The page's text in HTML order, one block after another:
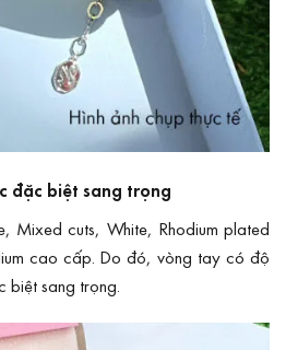
đặc biệt sang trọng
Mixed cuts, White, Rhodium plated
cao cấp. Do đó, vòng tay có độ
biệt sang trọng.